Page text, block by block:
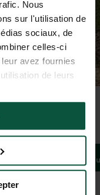
Nous
sur l'utilisation de
sociaux, de
celles-ci
avez fournies
de leurs
Bivouac